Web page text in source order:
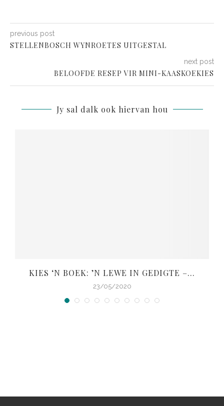
previous post
STELLENBOSCH WYNROETES UITGESTAL
next post
BELOOFDE RESEP VIR MINI-KAASKOEKIES
Jy sal dalk ook hiervan hou
KIES ‘N BOEK: ’N LEWE IN GEDIGTE –...
23/05/2020